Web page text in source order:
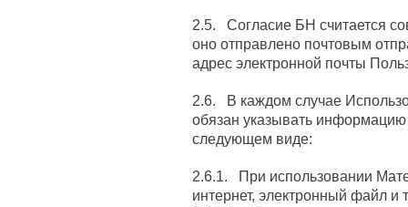
2.5. Согласие БН считается
оно отправлено почтовым
адрес электронной почты
2.6. В каждом случае
обязан указывать
следующем виде:
2.6.1. При использовании
интернет, электронный файл и